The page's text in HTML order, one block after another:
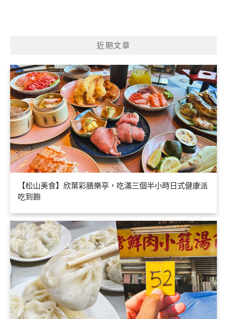
近期文章
【松山美食】欣葉彩膳樂亭，吃滿三個半小時日式健康派
吃到飽